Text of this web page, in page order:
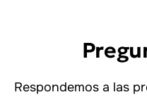
Respondemos a las